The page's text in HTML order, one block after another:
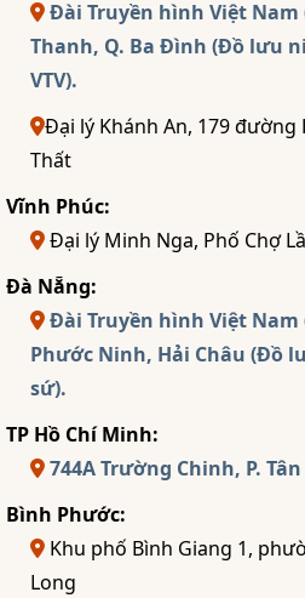
Đài Truyền hình Việt Nam
Thanh, Q. Ba Đình (Đồ lưu
VTV).
Đại lý Khánh An, 179 đường
Thất
Vĩnh Phúc:
Đại lý Minh Nga, Phố Chợ
Đà Nẵng:
Đài Truyền hình Việt Nam
Phước Ninh, Hải Châu (Đồ
sứ).
TP Hồ Chí Minh:
744A Trường Chinh, P.
Bình Phước:
Khu phố Bình Giang 1,
Long